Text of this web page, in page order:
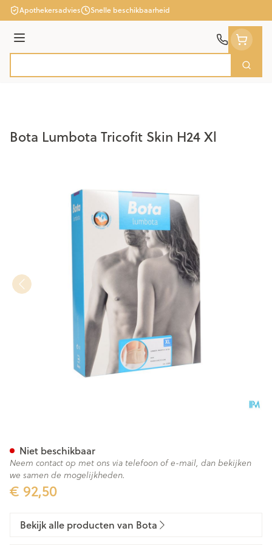
Ga naar de inhoud
Apothekersadvies Snelle beschikbaarheid
Menu
Zoek
Bota Lumbota Tricofit Skin H24 Xl
€ 92,50
Niet beschikbaar
Neem contact op met ons via telefoon of e-mail, dan bekijken
we samen de mogelijkheden.
Bekijk alle producten van Bota